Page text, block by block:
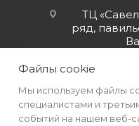
ТЦ
ряд,
Файлы cookie
Мы используем файлы
специалистами и
событий на нашем веб-